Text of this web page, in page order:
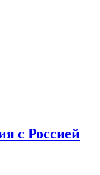
с Россией